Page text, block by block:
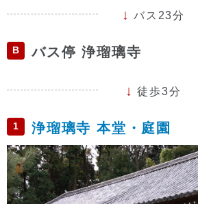
バス23分
B バス停 浄瑠璃寺
徒歩3分
1 浄瑠璃寺 本堂・庭園